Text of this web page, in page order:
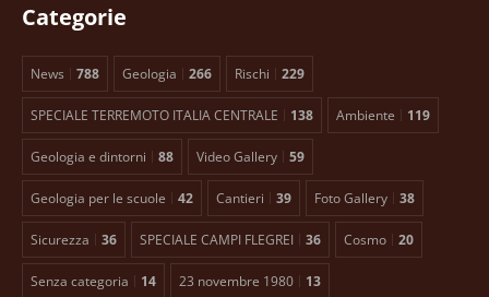
Categorie
News 788 Geologia 266 Rischi 229
SPECIALE TERREMOTO ITALIA CENTRALE 138 Ambiente 119
Geologia e dintorni 88 Video Gallery 59
Geologia per le scuole 42 Cantieri 39 Foto Gallery 38
Sicurezza 36 SPECIALE CAMPI FLEGREI 36 Cosmo 20
Senza categoria 14 23 novembre 1980 13